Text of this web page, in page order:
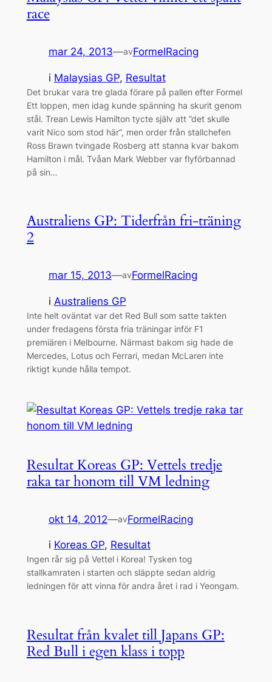
race
mar 24, 2013—avFormelRacing
i Malaysias GP, Resultat
Det brukar vara tre glada förare på pallen efter Formel
Ett loppen, men idag kunde spänning ha skurit genom
stål. Trean Lewis Hamilton tycte själv att ”det skulle
varit Nico som stod här”, men order från stallchefen
Ross Brawn tvingade Rosberg att stanna kvar bakom
Hamilton i mål. Tvåan Mark Webber var flyförbannad
på sin…
Australiens GP: Tiderfrån fri-träning
2
mar 15, 2013—avFormelRacing
i Australiens GP
Inte helt oväntat var det Red Bull som satte takten
under fredagens första fria träningar inför F1
premiären i Melbourne. Närmast bakom sig hade de
Mercedes, Lotus och Ferrari, medan McLaren inte
riktigt kunde hålla tempot.
Resultat Koreas GP: Vettels tredje
raka tar honom till VM ledning
okt 14, 2012—avFormelRacing
i Koreas GP, Resultat
Ingen rår sig på Vettel i Korea! Tysken tog
stallkamraten i starten och släppte sedan aldrig
ledningen för att vinna för andra året i rad i Yeongam.
Resultat från kvalet till Japans GP:
Red Bull i egen klass i topp